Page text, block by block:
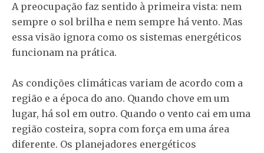
A preocupação faz sentido à primeira vista: nem
sempre o sol brilha e nem sempre há vento. Mas
essa visão ignora como os sistemas energéticos
funcionam na prática.
As condições climáticas variam de acordo com a
região e a época do ano. Quando chove em um
lugar, há sol em outro. Quando o vento cai em uma
região costeira, sopra com força em uma área
diferente. Os planejadores energéticos